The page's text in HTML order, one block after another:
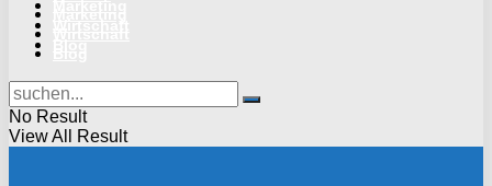
No Result
View All Result